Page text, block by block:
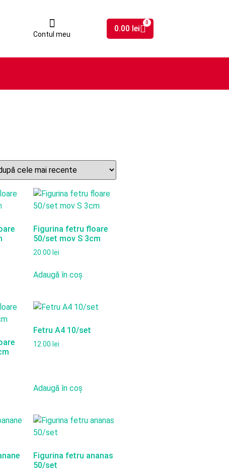
Contul meu
0.00 lei
0
Figurina fetru floare
50/set mov S 3cm
20.00 lei
Adaugă în coș
Fetru A4 10/set
12.00 lei
Adaugă în coș
Figurina fetru ananas
50/set